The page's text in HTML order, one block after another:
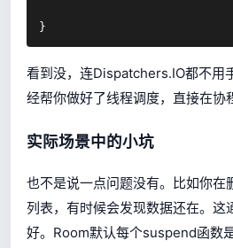
}
看到没，连Dispatchers.IO都不用
经帮你做好了线程调度，直接在协
实际场景中的小坑
也不是说一点问题没有。比如你在
列表，有时候会发现数据还在。这
好。Room默认每个suspend函数